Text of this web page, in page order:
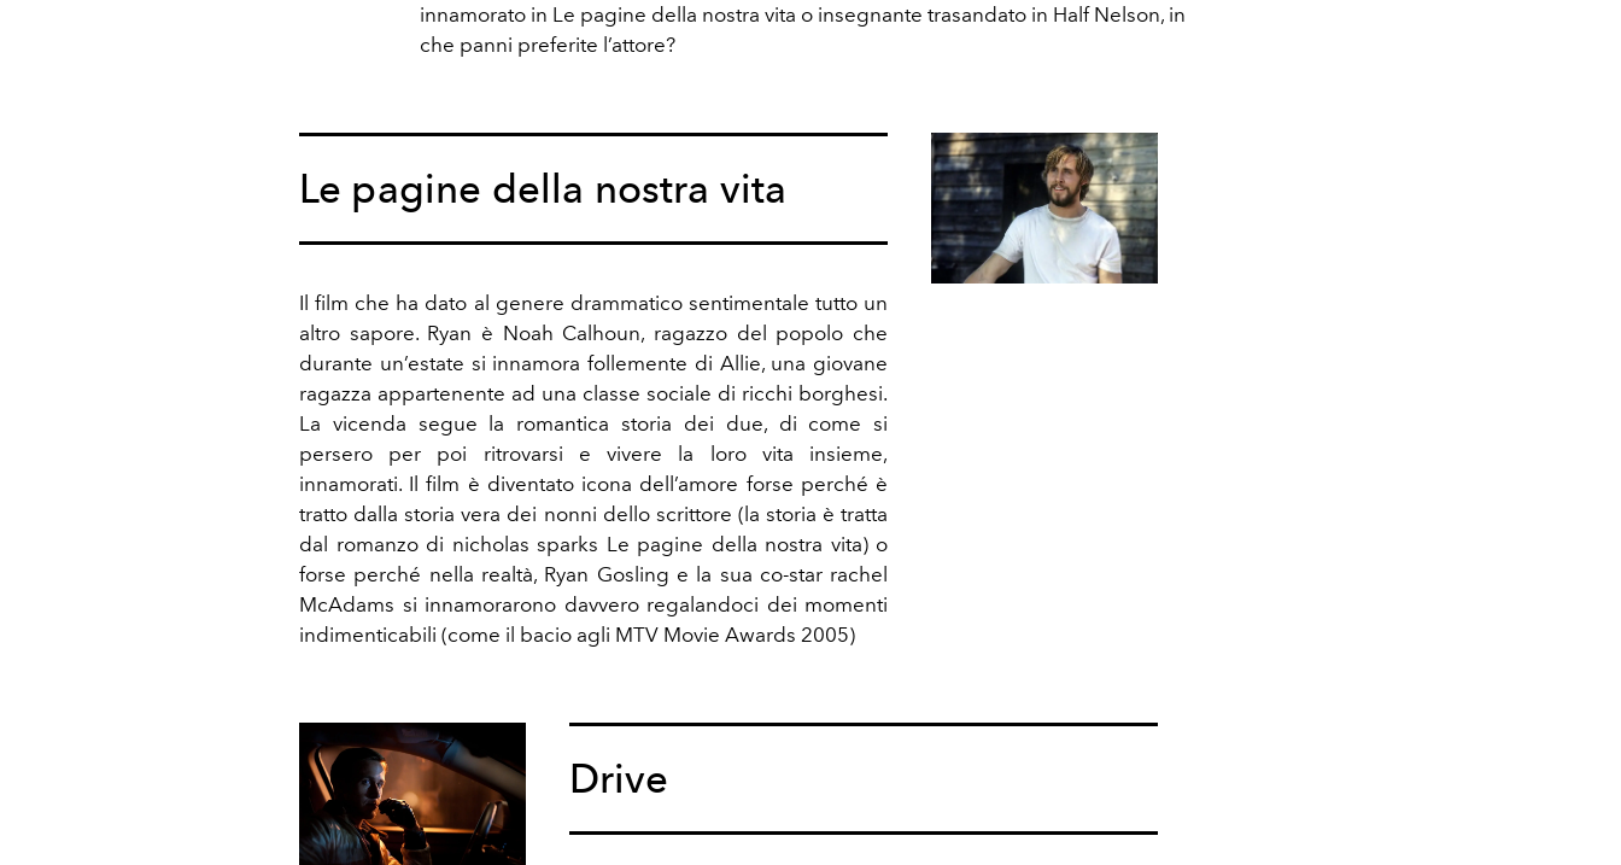
innamorato in Le pagine della nostra vita o insegnante trasandato in Half Nelson, in
che panni preferite l’attore?
Le pagine della nostra vita
Il film che ha dato al genere drammatico sentimentale tutto un
altro sapore. Ryan è Noah Calhoun, ragazzo del popolo che
durante un’estate si innamora follemente di Allie, una giovane
ragazza appartenente ad una classe sociale di ricchi borghesi.
La vicenda segue la romantica storia dei due, di come si
persero per poi ritrovarsi e vivere la loro vita insieme,
innamorati. Il film è diventato icona dell’amore forse perché è
tratto dalla storia vera dei nonni dello scrittore (la storia è tratta
dal romanzo di nicholas sparks Le pagine della nostra vita) o
forse perché nella realtà, Ryan Gosling e la sua co-star rachel
McAdams si innamorarono davvero regalandoci dei momenti
indimenticabili (come il bacio agli MTV Movie Awards 2005)
Drive